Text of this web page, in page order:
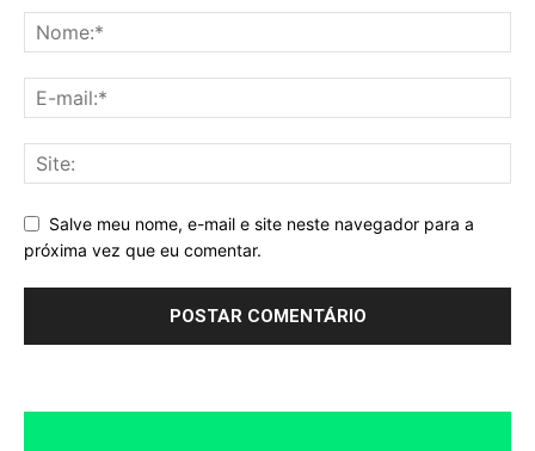
Salve meu nome, e-mail e site neste navegador para a
próxima vez que eu comentar.